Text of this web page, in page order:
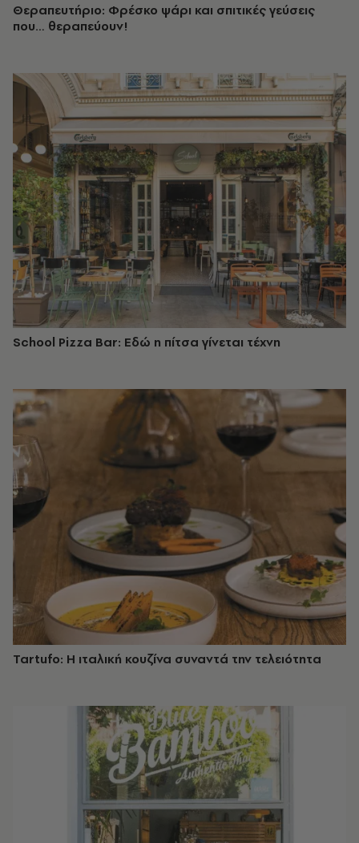
Θεραπευτήριο: Φρέσκο ψάρι και σπιτικές γεύσεις
που… θεραπεύουν!
School Pizza Bar: Εδώ η πίτσα γίνεται τέχνη
Tartufo: Η ιταλική κουζίνα συναντά την τελειότητα